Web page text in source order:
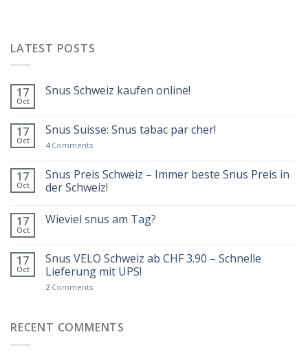
LATEST POSTS
17
Oct
Snus Schweiz kaufen online!
17
Oct
Snus Suisse: Snus tabac par cher!
4Comments
17
Oct
Snus Preis Schweiz – Immer beste Snus Preis in
der Schweiz!
17
Oct
Wieviel snus am Tag?
17
Oct
Snus VELO Schweiz ab CHF 3.90 – Schnelle
Lieferung mit UPS!
2 Comments
RECENT COMMENTS